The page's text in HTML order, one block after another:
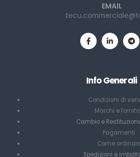
EMAIL
Info Generali
Condizioni di
Marchi e
Cambio e
Pagamenti
Come
Spedizioni e